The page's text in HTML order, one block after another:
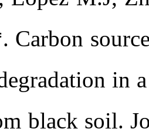
Carbon
in
black soil.